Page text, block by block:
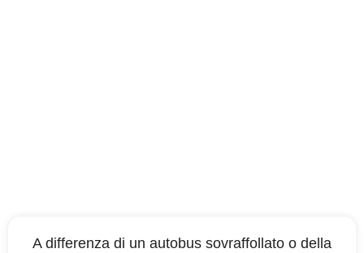
A differenza di un autobus sovraffollato o della